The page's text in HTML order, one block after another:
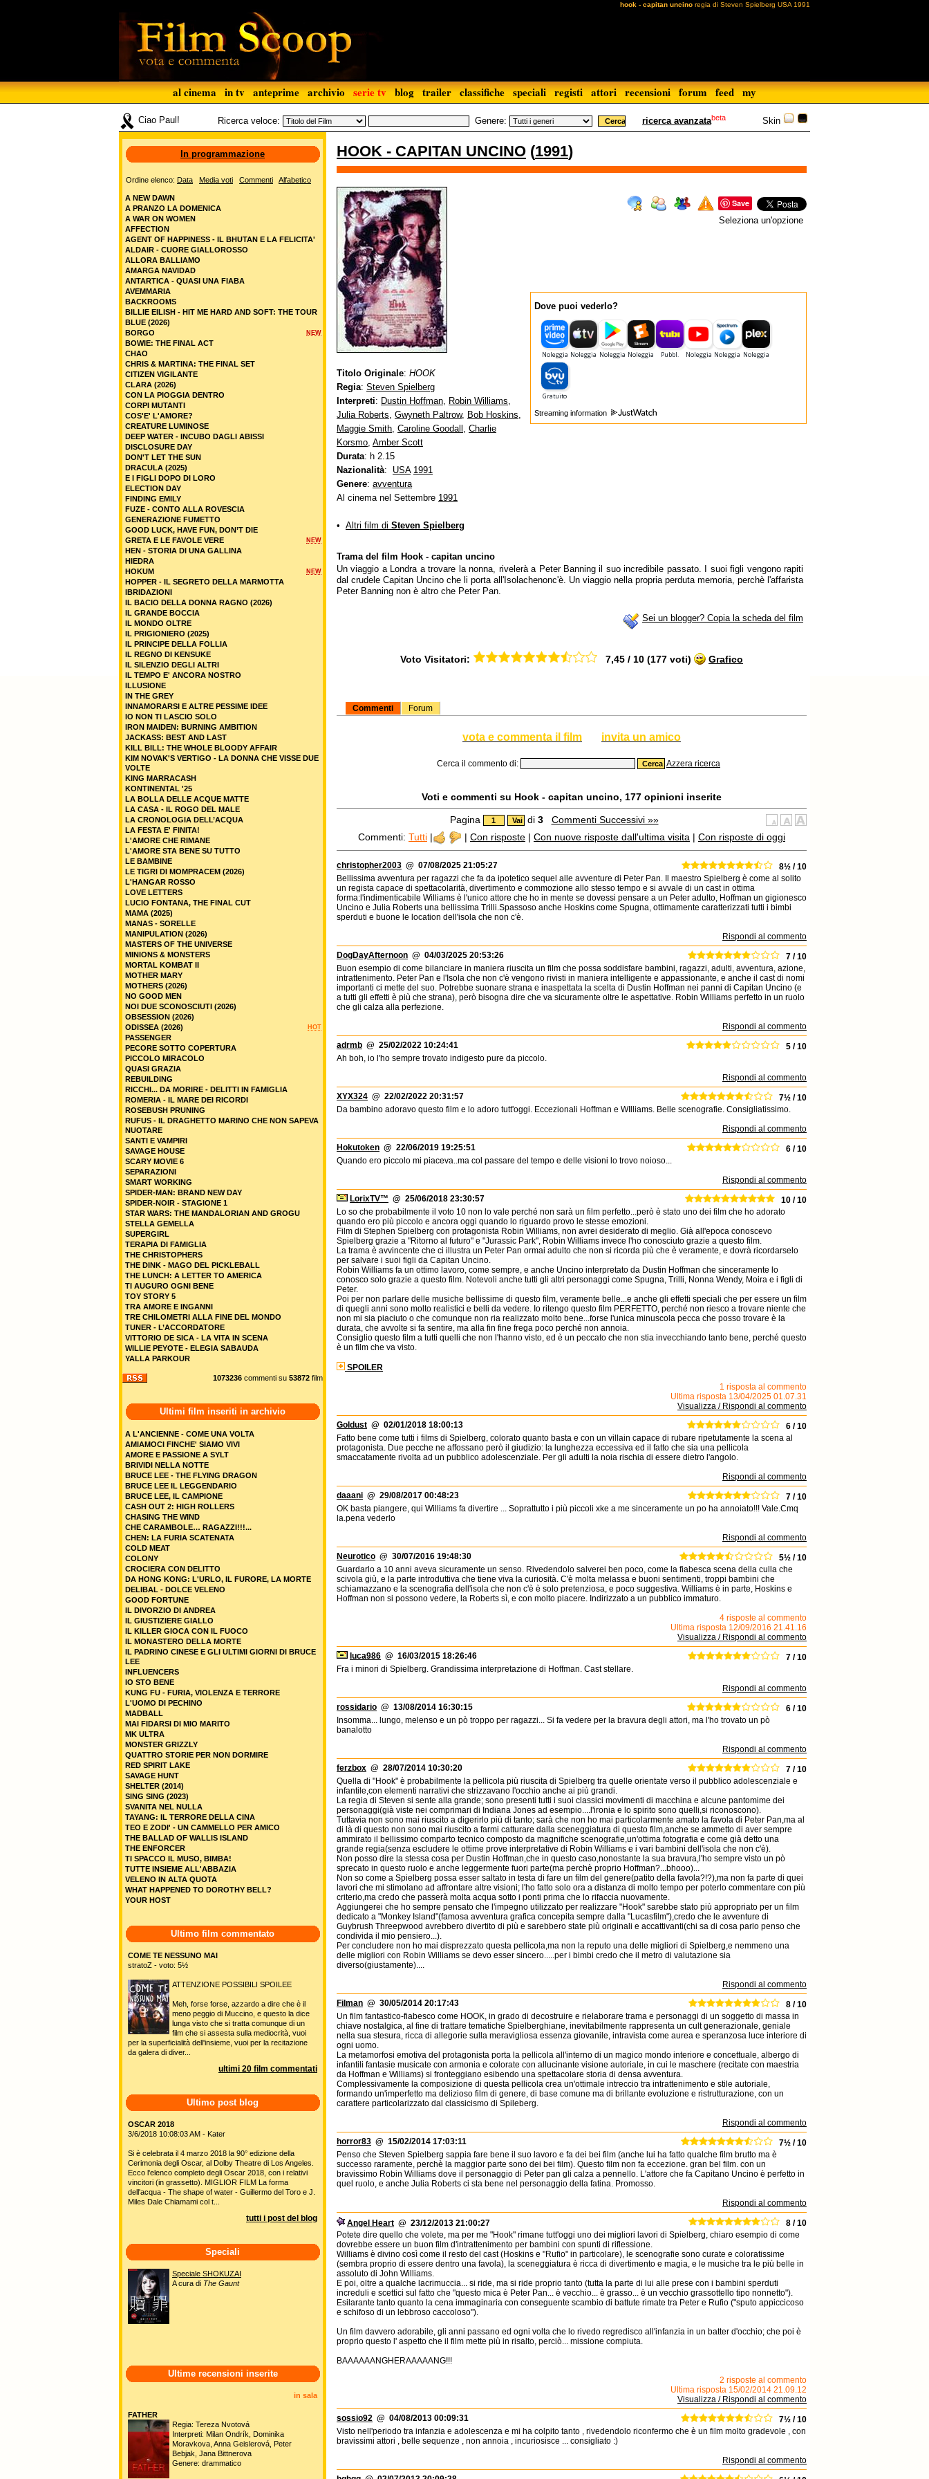
hook - capitan uncino regia di Steven Spielberg USA 1991
al cinema in tv anteprime archivio serie tv blog trailer classifiche speciali registi attori recensioni forum feed my
Skin
Ciao Paul! Ricerca veloce: Genere: ricerca avanzatabeta
HOOK - CAPITAN UNCINO (1991)
Save
Seleziona un'opzione
Dove puoi vederlo?
Streaming information
Titolo Originale: HOOK
Regia: Steven Spielberg
Interpreti: Dustin Hoffman, Robin Williams,
Julia Roberts, Gwyneth Paltrow, Bob Hoskins,
Maggie Smith, Caroline Goodall , Charlie
Korsmo, Amber Scott
Durata: h 2.15
Nazionalità: USA 1991
Genere: avventura
Al cinema nel Settembre 1991
• Altri film di Steven Spielberg
Trama del film Hook - capitan uncino
Un viaggio a Londra a trovare la nonna, rivelerà a Peter Banning il suo incredibile passato. I suoi figli vengono rapiti
dal crudele Capitan Uncino che li porta all'Isolachenonc'è. Un viaggio nella propria perduta memoria, perchè l'affarista
Peter Banning non è altro che Peter Pan.
Sei un blogger? Copia la scheda del film
Voto Visitatori: 7,45 / 10 (177 voti) Grafico
Commenti Forum
vota e commenta il film invita un amico
Cerca il commento di: Azzera ricerca
Voti e commenti su Hook - capitan uncino, 177 opinioni inserite
Pagina di 3
Commenti Successivi »»
Commenti: Tutti | | Con risposte | Con nuove risposte dall'ultima visita | Con risposte di oggi
christopher2003 @ 07/08/2025 21:05:27
8½ / 10
Bellissima avventura per ragazzi che fa da ipotetico sequel alle avventure di Peter Pan. Il maestro Spielberg è come al solito
un regista capace di spettacolarità, divertimento e commozione allo stesso tempo e si avvale di un cast in ottima
forma:l'indimenticabile Williams è l'unico attore che ho in mente se dovessi pensare a un Peter adulto, Hoffman un gigionesco
Uncino e Julia Roberts una bellissima Trilli.Spassoso anche Hoskins come Spugna, ottimamente caratterizzati tutti i bimbi
sperduti e buone le location dell'isola che non c'è.
Rispondi al commento
DogDayAfternoon @ 04/03/2025 20:53:26
7 / 10
Buon esempio di come bilanciare in maniera riuscita un film che possa soddisfare bambini, ragazzi, adulti, avventura, azione,
intrattenimento. Peter Pan e l'Isola che non c'è vengono rivisti in maniera intelligente e appassionante, e anche il cast di nomi
importanti ci mette del suo. Potrebbe suonare strana e inaspettata la scelta di Dustin Hoffman nei panni di Capitan Uncino (e
a tutti gli effetti è più che strana), però bisogna dire che va sicuramente oltre le aspettative. Robin Williams perfetto in un ruolo
che gli calza alla perfezione.
Rispondi al commento
adrmb @ 25/02/2022 10:24:41
5 / 10
Ah boh, io l'ho sempre trovato indigesto pure da piccolo.
Rispondi al commento
XYX324 @ 22/02/2022 20:31:57
7½ / 10
Da bambino adoravo questo film e lo adoro tutt'oggi. Eccezionali Hoffman e WIlliams. Belle scenografie. Consigliatissimo.
Rispondi al commento
Hokutoken @ 22/06/2019 19:25:51
6 / 10
Quando ero piccolo mi piaceva..ma col passare del tempo e delle visioni lo trovo noioso...
Rispondi al commento
LorixTV™ @ 25/06/2018 23:30:57
10 / 10
Lo so che probabilmente il voto 10 non lo vale perché non sarà un film perfetto...però è stato uno dei film che ho adorato
quando ero più piccolo e ancora oggi quando lo riguardo provo le stesse emozioni.
Film di Stephen Spielberg con protagonista Robin Williams, non avrei desiderato di meglio. Già all'epoca conoscevo
Spielberg grazie a "Ritorno al futuro" e "Jurassic Park", Robin Williams invece l'ho conosciuto grazie a questo film.
La trama è avvincente che ci illustra un Peter Pan ormai adulto che non si ricorda più che è veramente, e dovrà ricordarselo
per salvare i suoi figli da Capitan Uncino.
Robin Williams fa un ottimo lavoro, come sempre, e anche Uncino interpretato da Dustin Hoffman che sinceramente lo
conosco solo grazie a questo film. Notevoli anche tutti gli altri personaggi come Spugna, Trilli, Nonna Wendy, Moira e i figli di
Peter.
Poi per non parlare delle musiche bellissime di questo film, veramente belle...e anche gli effetti speciali che per essere un film
di quegli anni sono molto realistici e belli da vedere. Io ritengo questo film PERFETTO, perché non riesco a trovare niente che
non mi sia piaciuto o che comunque non ria realizzato molto bene...forse l'unica minuscola pecca che posso trovare è la
durata, che avvolte si fa sentire, ma alla fin fine frega poco perché non annoia.
Consiglio questo film a tutti quelli che non l'hanno visto, ed è un peccato che non stia invecchiando tanto bene, perché questo
è un film che va visto.
SPOILER
1 risposta al commento
Ultima risposta 13/04/2025 01.07.31
Visualizza / Rispondi al commento
Goldust @ 02/01/2018 18:00:13
6 / 10
Fatto bene come tutti i films di Spielberg, colorato quanto basta e con un villain capace di rubare ripetutamente la scena al
protagonista. Due pecche ne affossano però il giudizio: la lunghezza eccessiva ed il fatto che sia una pellicola
smaccatamente rivolta ad un pubblico adolescenziale. Per gli adulti la noia rischia di essere dietro l'angolo.
Rispondi al commento
daaani @ 29/08/2017 00:48:23
7 / 10
OK basta piangere, qui Williams fa divertire ... Soprattutto i più piccoli xke a me sinceramente un po ha annoiato!!! Vale.Cmq
la.pena vederlo
Rispondi al commento
Neurotico @ 30/07/2016 19:48:30
5½ / 10
Guardarlo a 10 anni aveva sicuramente un senso. Rivedendolo salverei ben poco, come la fiabesca scena della culla che
scivola giù, e la parte introduttiva che tiene viva la curiosità. C'è molta melassa e buoni sentimenti, troppi bambini che
schiamazzano e la scenografia dell'isola che non c'è è solo pretenziosa, e poco suggestiva. Williams è in parte, Hoskins e
Hoffman non si possono vedere, la Roberts sì, e con molto piacere. Indirizzato a un pubblico immaturo.
4 risposte al commento
Ultima risposta 12/09/2016 21.41.16
Visualizza / Rispondi al commento
luca986 @ 16/03/2015 18:26:46
7 / 10
Fra i minori di Spielberg. Grandissima interpretazione di Hoffman. Cast stellare.
Rispondi al commento
rossidario @ 13/08/2014 16:30:15
6 / 10
Insomma... lungo, melenso e un pò troppo per ragazzi... Si fa vedere per la bravura degli attori, ma l'ho trovato un pò
banalotto
Rispondi al commento
ferzbox @ 28/07/2014 10:30:20
7 / 10
Quella di "Hook" è probabilmente la pellicola più riuscita di Spielberg tra quelle orientate verso il pubblico adolescenziale e
infantile,con elementi narrativi che strizzavano l'occhio anche ai più grandi.
La regia di Steven si sente alla grande; sono presenti tutti i suoi classici movimenti di macchina e alcune pantomime dei
personaggi(già viste nei comprimari di Indiana Jones ad esempio....l'ironia e lo spirito sono quelli,si riconoscono).
Tuttavia non sono mai riuscito a digerirlo più di tanto; sarà che non ho mai particolarmente amato la favola di Peter Pan,ma al
di là di questo non sono mai riuscito a farmi catturare dalla sceneggiatura di questo film,anche se ammetto di aver sempre
ammirato il bellissimo comparto tecnico composto da magnifiche scenografie,un'ottima fotografia e come già detto una
grande regia(senza escludere le ottime prove interpretative di Robin Williams e i vari bambini dell'isola che non c'è).
Non posso dire la stessa cosa per Dustin Hoffman,che in questo caso,nonostante la sua bravura,l'ho sempre visto un pò
sprecato in questo ruolo e anche leggermente fuori parte(ma perchè proprio Hoffman?...bhooo)...
Non so come a Spielberg possa esser saltato in testa di fare un film del genere(patito della favola?!?),ma non fa parte di quei
lavori che mi stimolano ad affrontare altre visioni; l'ho fatto solo ora a distanza di molto tempo per poterlo commentare con più
criterio,ma credo che passerà molta acqua sotto i ponti prima che lo rifaccia nuovamente.
Aggiungerei che ho sempre pensato che l'impegno utilizzato per realizzare "Hook" sarebbe stato più appropriato per un film
dedicato a "Monkey Island"(famosa avventura grafica concepita sempre dalla "Lucasfilm"),credo che le avventure di
Guybrush Threepwood avrebbero divertito di più e sarebbero state più originali e accattivanti(chi sa di cosa parlo penso che
condivida il mio pensiero...).
Per concludere non ho mai disprezzato questa pellicola,ma non la reputo una delle migliori di Spielberg,e nemmeno una
delle migliori con Robin Williams se devo esser sincero.....per i bimbi credo che il metro di valutazione sia
diverso(giustamente)....
Rispondi al commento
Filman @ 30/05/2014 20:17:43
8 / 10
Un film fantastico-fiabesco come HOOK, in grado di decostruire e rielaborare trama e personaggi di un soggetto di massa in
chiave nostalgica, al fine di trattare tematiche Spielberghiane, inevitabilmente rappresenta un cult generazionale, geniale
nella sua stesura, ricca di allegorie sulla meravigliosa essenza giovanile, intravista come aurea e speranzosa luce interiore di
ogni uomo.
La metamorfosi emotiva del protagonista porta la pellicola all'interno di un magico mondo interiore e concettuale, albergo di
infantili fantasie musicate con armonia e colorate con allucinante visione autoriale, in cui le maschere (recitate con maestria
da Hoffman e Williams) si fronteggiano esibendo una spettacolare storia di densa avventura.
Complessivamente la composizione di questa pellicola crea un'ottimale intreccio tra intrattenimento e stile autoriale,
formando un'imperfetto ma delizioso film di genere, di base comune ma di brillante evoluzione e ristrutturazione, con un
carattere particolarizzato dal classicismo di Spileberg.
Rispondi al commento
horror83 @ 15/02/2014 17:03:11
7½ / 10
Penso che Steven Spielberg sappia fare bene il suo lavoro e fa dei bei film (anche lui ha fatto qualche film brutto ma è
successo raramente, perchè la maggior parte sono dei bei film). Questo film non fa eccezione. gran bel film. con un
bravissimo Robin Williams dove il personaggio di Peter pan gli calza a pennello. L'attore che fa Capitano Uncino è perfetto in
quel ruolo, e anche Julia Roberts ci sta bene nel personaggio della fatina. Promosso.
Rispondi al commento
Angel Heart @ 23/12/2013 21:00:27
8 / 10
Potete dire quello che volete, ma per me "Hook" rimane tutt'oggi uno dei migliori lavori di Spielberg, chiaro esempio di come
dovrebbe essere un buon film d'intrattenimento per bambini con spunti di riflessione.
Williams è divino così come il resto del cast (Hoskins e "Rufio" in particolare), le scenografie sono curate e coloratissime
(sembra proprio di essere dentro una favola), la sceneggiatura è ricca di divertimento e magia, e le musiche tra le più belle in
assoluto di John Williams.
E poi, oltre a qualche lacrimuccia... si ride, ma si ride proprio tanto (tutta la parte di lui alle prese con i bambini sperduti
increduli e scettici sul fatto che "questo mica è Peter Pan... è vecchio... è grasso... è un vecchio grassottello tipo nonnetto").
Esilarante tanto quanto la cena immaginaria con conseguente scambio di battute rimate tra Peter e Rufio ("sputo appiccicoso
e schifoso di un lebbroso caccoloso").
Un film davvero adorabile, gli anni passano ed ogni volta che lo rivedo regredisco all'infanzia in un batter d'occhio; che poi è
proprio questo l' aspetto che il film mette più in risalto, perciò... missione compiuta.
BAAAAAANGHERAAAAANG!!!
2 risposte al commento
Ultima risposta 15/02/2014 21.09.12
Visualizza / Rispondi al commento
sossio92 @ 04/08/2013 00:09:31
7½ / 10
Visto nell'periodo tra infanzia e adolescenza e mi ha colpito tanto , rivedendolo riconfermo che è un film molto gradevole , con
bravissimi attori , belle sequenze , non annoia , incuriosisce ... consigliato :)
Rispondi al commento
In programmazione
Ordine elenco: Data Media voti Commenti Alfabetico
A NEW DAWN
A PRANZO LA DOMENICA
A WAR ON WOMEN
AFFECTION
AGENT OF HAPPINESS - IL BHUTAN E LA FELICITA'
ALDAIR - CUORE GIALLOROSSO
ALLORA BALLIAMO
AMARGA NAVIDAD
ANTARTICA - QUASI UNA FIABA
AVEMMARIA
BACKROOMS
BILLIE EILISH - HIT ME HARD AND SOFT: THE TOUR
BLUE (2026)
NEW
BORGO
BOWIE: THE FINAL ACT
CHAO
CHRIS & MARTINA: THE FINAL SET
CITIZEN VIGILANTE
CLARA (2026)
CON LA PIOGGIA DENTRO
CORPI MUTANTI
COS'E' L'AMORE?
CREATURE LUMINOSE
DEEP WATER - INCUBO DAGLI ABISSI
DISCLOSURE DAY
DON'T LET THE SUN
DRACULA (2025)
E I FIGLI DOPO DI LORO
ELECTION DAY
FINDING EMILY
FUZE - CONTO ALLA ROVESCIA
GENERAZIONE FUMETTO
GOOD LUCK, HAVE FUN, DON’T DIE
NEW
GRETA E LE FAVOLE VERE
HEN - STORIA DI UNA GALLINA
HIEDRA
NEW
HOKUM
HOPPER - IL SEGRETO DELLA MARMOTTA
IBRIDAZIONI
IL BACIO DELLA DONNA RAGNO (2026)
IL GRANDE BOCCIA
IL MONDO OLTRE
IL PRIGIONIERO (2025)
IL PRINCIPE DELLA FOLLIA
IL REGNO DI KENSUKE
IL SILENZIO DEGLI ALTRI
IL TEMPO E' ANCORA NOSTRO
ILLUSIONE
IN THE GREY
INNAMORARSI E ALTRE PESSIME IDEE
IO NON TI LASCIO SOLO
IRON MAIDEN: BURNING AMBITION
JACKASS: BEST AND LAST
KILL BILL: THE WHOLE BLOODY AFFAIR
KIM NOVAK'S VERTIGO - LA DONNA CHE VISSE DUE
VOLTE
KING MARRACASH
KONTINENTAL '25
LA BOLLA DELLE ACQUE MATTE
LA CASA - IL ROGO DEL MALE
LA CRONOLOGIA DELL’ACQUA
LA FESTA E' FINITA!
L'AMORE CHE RIMANE
L'AMORE STA BENE SU TUTTO
LE BAMBINE
LE TIGRI DI MOMPRACEM (2026)
L'HANGAR ROSSO
LOVE LETTERS
LUCIO FONTANA, THE FINAL CUT
MAMA (2025)
MANAS - SORELLE
MANIPULATION (2026)
MASTERS OF THE UNIVERSE
MINIONS & MONSTERS
MORTAL KOMBAT II
MOTHER MARY
MOTHERS (2026)
NO GOOD MEN
NOI DUE SCONOSCIUTI (2026)
OBSESSION (2026)
HOT
ODISSEA (2026)
PASSENGER
PECORE SOTTO COPERTURA
PICCOLO MIRACOLO
QUASI GRAZIA
REBUILDING
RICCHI... DA MORIRE - DELITTI IN FAMIGLIA
ROMERIA - IL MARE DEI RICORDI
ROSEBUSH PRUNING
RUFUS - IL DRAGHETTO MARINO CHE NON SAPEVA
NUOTARE
SANTI E VAMPIRI
SAVAGE HOUSE
SCARY MOVIE 6
SEPARAZIONI
SMART WORKING
SPIDER-MAN: BRAND NEW DAY
SPIDER-NOIR - STAGIONE 1
STAR WARS: THE MANDALORIAN AND GROGU
STELLA GEMELLA
SUPERGIRL
TERAPIA DI FAMIGLIA
THE CHRISTOPHERS
THE DINK - MAGO DEL PICKLEBALL
THE LUNCH: A LETTER TO AMERICA
TI AUGURO OGNI BENE
TOY STORY 5
TRA AMORE E INGANNI
TRE CHILOMETRI ALLA FINE DEL MONDO
TUNER - L’ACCORDATORE
VITTORIO DE SICA - LA VITA IN SCENA
WILLIE PEYOTE - ELEGIA SABAUDA
YALLA PARKOUR
1073236 commenti su 53872 film
Ultimi film inseriti in archivio
A L'ANCIENNE - COME UNA VOLTA
AMIAMOCI FINCHE' SIAMO VIVI
AMORE E PASSIONE A SYLT
BRIVIDI NELLA NOTTE
BRUCE LEE - THE FLYING DRAGON
BRUCE LEE IL LEGGENDARIO
BRUCE LEE, IL CAMPIONE
CASH OUT 2: HIGH ROLLERS
CHASING THE WIND
CHE CARAMBOLE… RAGAZZI!!!...
CHEN: LA FURIA SCATENATA
COLD MEAT
COLONY
CROCIERA CON DELITTO
DA HONG KONG: L'URLO, IL FURORE, LA MORTE
DELIBAL - DOLCE VELENO
GOOD FORTUNE
IL DIVORZIO DI ANDREA
IL GIUSTIZIERE GIALLO
IL KILLER GIOCA CON IL FUOCO
IL MONASTERO DELLA MORTE
IL PADRINO CINESE E GLI ULTIMI GIORNI DI BRUCE
LEE
INFLUENCERS
IO STO BENE
KUNG FU - FURIA, VIOLENZA E TERRORE
L'UOMO DI PECHINO
MADBALL
MAI FIDARSI DI MIO MARITO
MK ULTRA
MONSTER GRIZZLY
QUATTRO STORIE PER NON DORMIRE
RED SPIRIT LAKE
SAVAGE HUNT
SHELTER (2014)
SING SING (2023)
SVANITA NEL NULLA
TAYANG: IL TERRORE DELLA CINA
TEO E ZODI' - UN CAMMELLO PER AMICO
THE BALLAD OF WALLIS ISLAND
THE ENFORCER
TI SPACCO IL MUSO, BIMBA!
TUTTE INSIEME ALL'ABBAZIA
VELENO IN ALTA QUOTA
WHAT HAPPENED TO DOROTHY BELL?
YOUR HOST
Ultimo film commentato
COME TE NESSUNO MAI
stratoZ - voto: 5½
ATTENZIONE POSSIBILI SPOILEE
Meh, forse forse, azzardo a dire che è il
meno peggio di Muccino, e questo la dice
lunga visto che si tratta comunque di un
film che si assesta sulla mediocrità, vuoi
per la superficialità dell'insieme, vuoi per la recitazione
da galera di diver...
ultimi 20 film commentati
Ultimo post blog
OSCAR 2018
3/6/2018 10:08:03 AM - Kater
Si è celebrata il 4 marzo 2018 la 90° edizione della
Cerimonia degli Oscar, al Dolby Theatre di Los Angeles.
Ecco l'elenco completo degli Oscar 2018, con i relativi
vincitori (in grassetto). MIGLIOR FILM La forma
dell'acqua - The shape of water - Guillermo del Toro e J.
Miles Dale Chiamami col t...
tutti i post del blog
Speciali
Speciale SHOKUZAI
A cura di The Gaunt
Ultime recensioni inserite
in sala
FATHER
Regia: Tereza Nvotová
Interpreti: Milan Ondrík, Dominika
Moravkova, Anna Geislerová, Peter
Bebjak, Jana Bittnerova
Genere: drammatico